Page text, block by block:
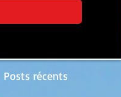
Posts récents